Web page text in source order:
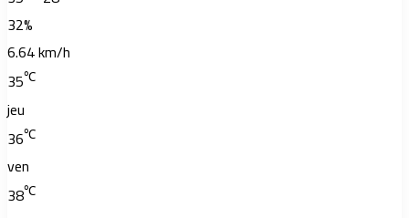
32%
6.64 km/h
35℃
jeu
36℃
ven
38℃